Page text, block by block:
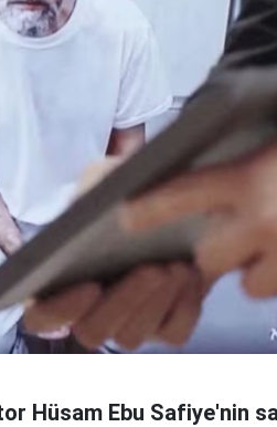
Hüsam Ebu Safiye'nin